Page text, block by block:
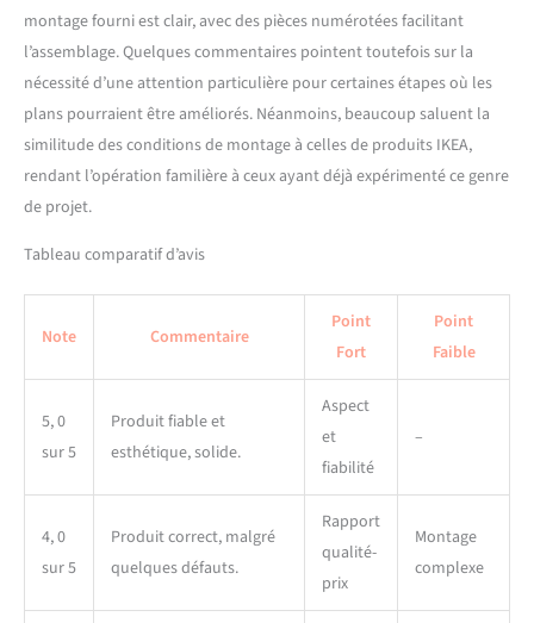
quatre roues solides, dont
deux avec freins de sécurité,
ce chariot de cuisine se
déplace aisément tout en
offrant une stabilité
optimale. Utilisez-le comme
ilot de cuisine mobile ou
roulettes est livré avec des
instructions claires pour un
montage rapide et facile.
Idéal pour créer
instantanément un espace
de rangement
montage fourni est clair, avec des pièces numérotées facilitant
l’assemblage. Quelques commentaires pointent toutefois sur la
nécessité d’une attention particulière pour certaines étapes où les
plans pourraient être améliorés. Néanmoins, beaucoup saluent la
similitude des conditions de montage à celles de produits IKEA,
rendant l’opération familière à ceux ayant déjà expérimenté ce genre
de projet.
Tableau comparatif d’avis
Note Commentaire
Point
Fort
Point
Faible
5, 0
sur 5
Produit fiable et
esthétique, solide.
Aspect
et
fiabilité
–
4, 0
sur 5
Produit correct, malgré
quelques défauts.
Rapport
qualité-
prix
Montage
complexe